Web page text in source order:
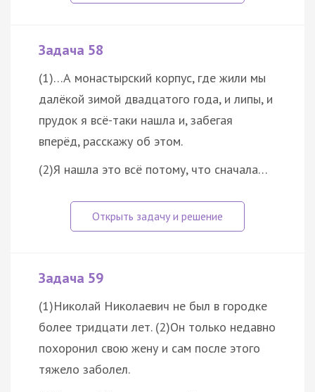
Задача 58
(1)…А монастырский корпус, где жили мы
далёкой зимой двадцатого года, и липы, и
прудок я всё-таки нашла и, забегая
вперёд, расскажу об этом.
(2)Я нашла это всё потому, что сначала…
Задача 59
(1)Николай Николаевич не был в городке
более тридцати лет. (2)Он только недавно
похоронил свою жену и сам после этого
тяжело заболел.